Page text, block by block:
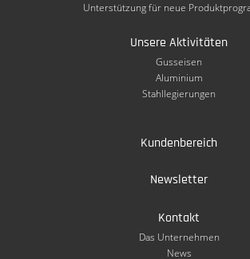
Unterstützung für neue
Unsere Aktivitäten
Gusseisen
Aluminium
Stahllegierungen
Kundenbereich
Newsletter
Kontakt
Das Unternehmen
News